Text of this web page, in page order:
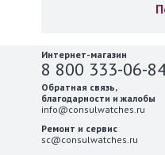
Интернет-магазин
8 800 333-06-
Обратная связь,
благодарности и жалобы
info@consulwatches.ru
Ремонт и сервис
sc@consulwatches.ru